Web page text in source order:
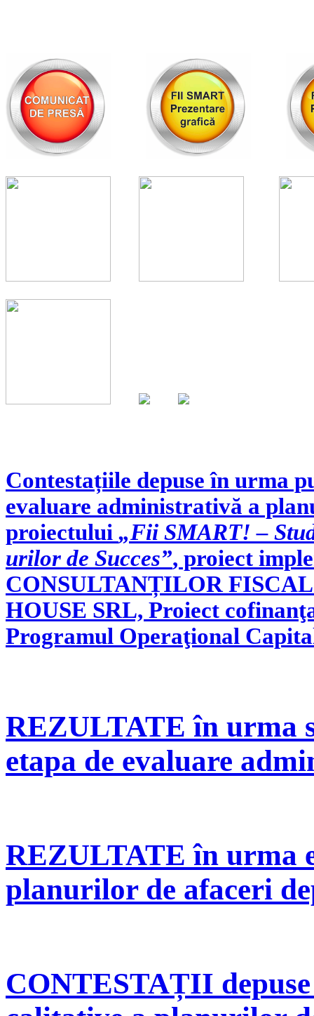
Contestațiile depuse în urma
evaluare administrativă a
proiectului „Fii SMART! –
urilor de Succes”, proiect
CONSULTANȚILOR
HOUSE SRL, Proiect
Programul Operaţional
REZULTATE în urma
etapa de evaluare
REZULTATE în urma
planurilor de afaceri
CONTESTAȚII